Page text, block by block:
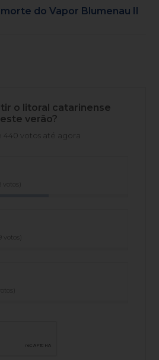
do Vapor Blumenau II
o litoral catarinense
verão?
440 votos até agora
votos)
votos)